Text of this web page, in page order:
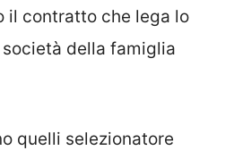
il contratto che lega lo
della famiglia
quelli selezionatore